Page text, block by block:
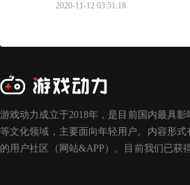
2020-11-12 03:51:18
游戏动力成立于2018年，是目前国内最具
等文化领域，主要面向年轻用户。内容形
的用户社区（网站&APP）。目前我们已获